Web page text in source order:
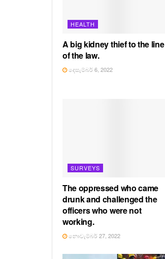
HEALTH
A big kidney thief to the line
of the law.
දෙසැම්බර් 6, 2022
SURVEYS
The oppressed who came
drunk and challenged the
officers who were not
working.
නොවැම්බර් 27, 2022